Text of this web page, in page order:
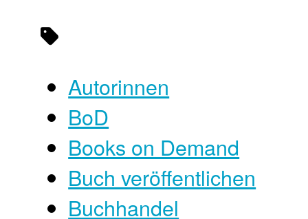
Autorinnen
BoD
Books on Demand
Buch veröffentlichen
Buchhandel